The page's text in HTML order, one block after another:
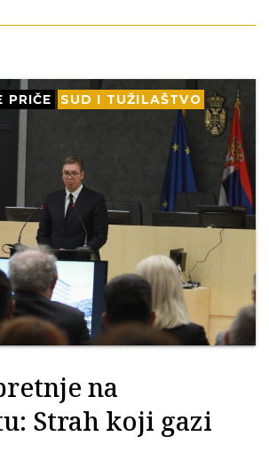
PRIČE SUD I TUŽILAŠTVO
na
Strah koji gazi